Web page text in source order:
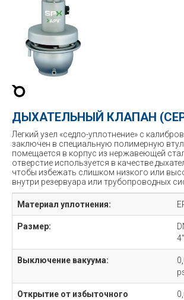
ДЫХАТЕЛЬНЫЙ КЛАПАН
Легкий узел «седло-уплотнение» с
заключен в специальную полимерную
помещается в корпус из нержавеющей
отверстие используется в качестве
чтобы избежать слишком низкого или
внутри резервуара или трубопроводных
Материал уплотнения:
Размер:
4"
Выключение вакуума:
Открытие от избыточного